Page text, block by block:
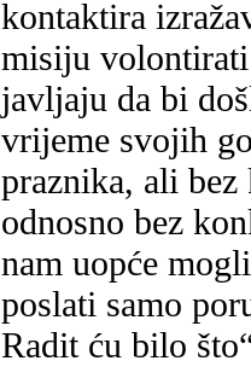
kontaktira
misiju
javljaju da bi
vrijeme svojih
praznika, ali
odnosno bez
nam uopće
poslati samo
Radit ću bilo